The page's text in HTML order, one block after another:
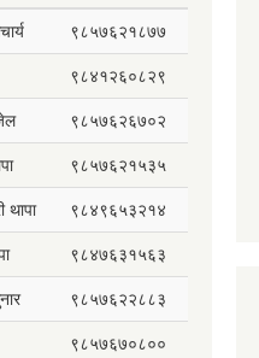
९८५७६२१८७७
९८४१२६०८२९
९८५७६२६७०२
९८५७६२१५३५
थापा ९८४९६५३२१४
९८४७६३१५६३
९८५७६२२८८३
९८५७६७०८००